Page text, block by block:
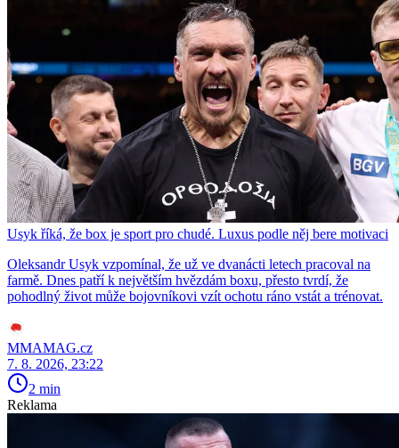
Usyk říká, že box je sport pro chudé. Luxus podle něj bere motivaci
Oleksandr Usyk vzpomínal, že už ve dvanácti letech pracoval na
farmě. Dnes patří k největším hvězdám boxu, přesto tvrdí, že
pohodlný život může bojovníkovi vzít ochotu ráno vstát a trénovat.
MMAMAG.cz
7. 8. 2026, 23:22
2 min
Reklama